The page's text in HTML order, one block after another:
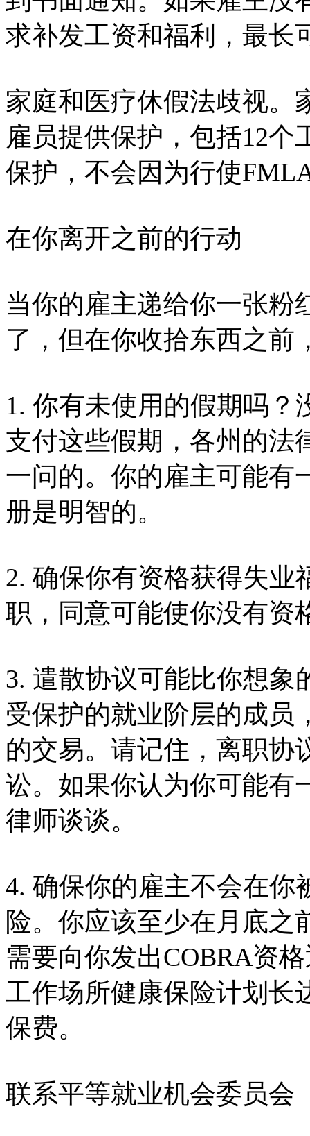
求补发工资和福利，最长
家庭和医疗休假法歧视。
雇员提供保护，包括12
保护，不会因为行使
在你离开之前的行动
当你的雇主递给你一张粉
了，但在你收拾东西之前
1. 你有未使用的假期吗
支付这些假期，各州的法
一问的。你的雇主可能有
册是明智的。
2. 确保你有资格获得失业
职，同意可能使你没有资
3. 遣散协议可能比你想象
受保护的就业阶层的成员
的交易。请记住，离职协
讼。如果你认为你可能有
律师谈谈。
4. 确保你的雇主不会在你
险。你应该至少在月底之
需要向你发出COBRA资
工作场所健康保险计划长
保费。
联系平等就业机会委员会